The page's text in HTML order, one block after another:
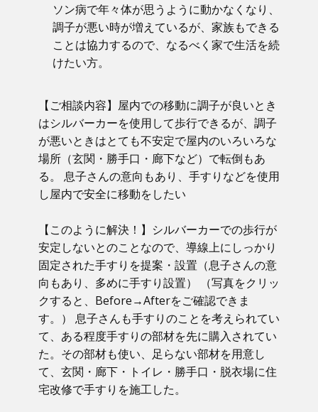
ソン病で年々体が思うように動かなくなり、
調子が悪い時が増えているが、家族もできる
ことは協力するので、なるべく家で生活を続
けたい方。
【ご相談内容】​屋内での移動に調子が良いとき
はシルバーカーを使用して歩行できるが、調子
が悪いときはとても不安定で屋内のいろいろな
場所（玄関・勝手口・廊下など）で転倒もあ
る。 息子さんの意向もあり、手すりなどを使用
し屋内で安全に移動をしたい
【このように解決！】​シルバーカーでの歩行が
安定しないとのことなので、導線上にしっかり
固定された手すりを提案・設置（息子さんの意
向もあり、多めに手すり設置） （写真をクリッ
クすると、Before→Afterをご確認できま
す。） ​息子さんも手すりのことを考えられてい
て、ある程度手すりの部材を先に購入されてい
た。その部材も使い、足らない部材を用意し
て、玄関・廊下・トイレ・勝手口・脱衣場に住
宅改修で手すりを施工した。